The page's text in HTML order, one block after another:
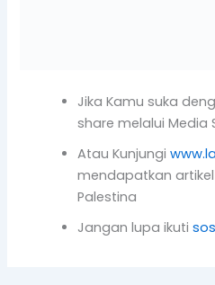
PREVIOUS
Tinggalkan Komentar
Alamat email Anda tidak